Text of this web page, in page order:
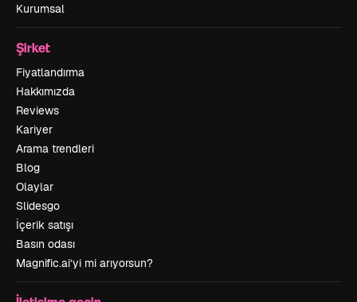
Kurumsal
Şirket
Fiyatlandırma
Hakkımızda
Reviews
Kariyer
Arama trendleri
Blog
Olaylar
Slidesgo
İçerik satışı
Basın odası
Magnific.ai’yi mi arıyorsun?